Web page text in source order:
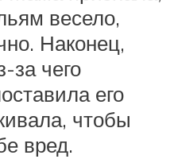
весело,
Наконец,
за чего
его
чтобы
вред.